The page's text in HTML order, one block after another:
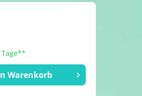
Warenkorb